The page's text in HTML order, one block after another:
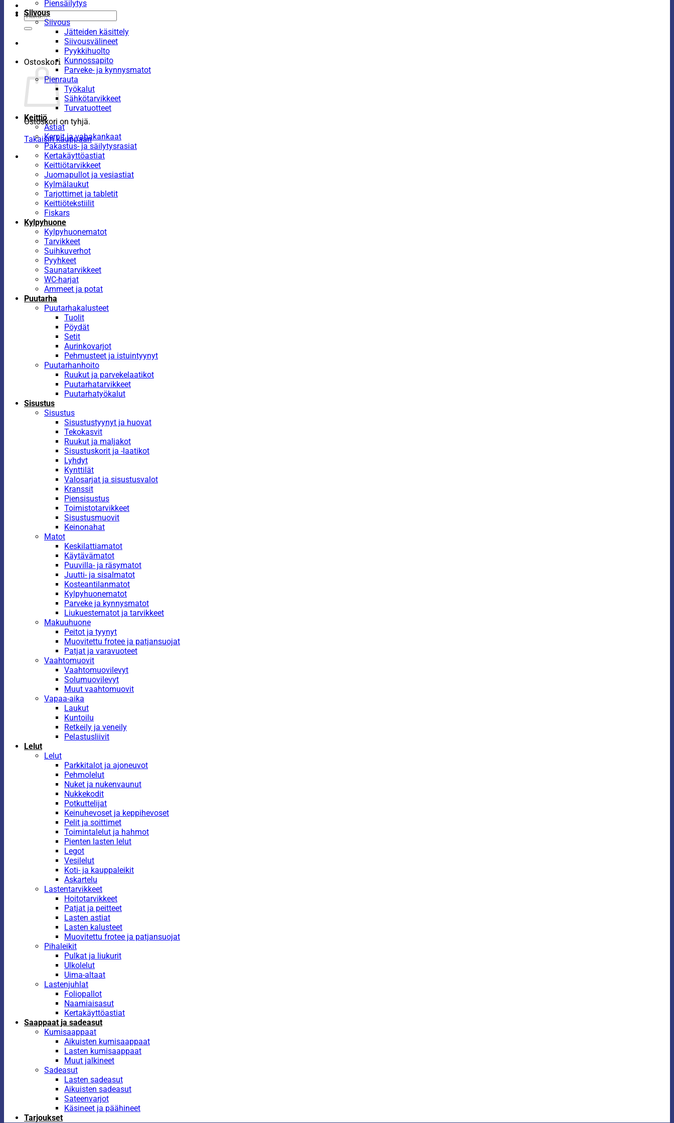
Etsi:
Ostoskori
Ostoskori on tyhjä.
Takaisin kauppaan
Piensäilytys
Siivous
Siivous
Jätteiden käsittely
Siivousvälineet
Pyykkihuolto
Kunnossapito
Parveke- ja kynnysmatot
Pienrauta
Työkalut
Sähkötarvikkeet
Turvatuotteet
Keittiö
Astiat
Kernit ja vahakankaat
Pakastus- ja säilytysrasiat
Kertakäyttöastiat
Keittiötarvikkeet
Juomapullot ja vesiastiat
Kylmälaukut
Tarjottimet ja tabletit
Keittiötekstiilit
Fiskars
Kylpyhuone
Kylpyhuonematot
Tarvikkeet
Suihkuverhot
Pyyhkeet
Saunatarvikkeet
WC-harjat
Ammeet ja potat
Puutarha
Puutarhakalusteet
Tuolit
Pöydät
Setit
Aurinkovarjot
Pehmusteet ja istuintyynyt
Puutarhanhoito
Ruukut ja parvekelaatikot
Puutarhatarvikkeet
Puutarhatyökalut
Sisustus
Sisustus
Sisustustyynyt ja huovat
Tekokasvit
Ruukut ja maljakot
Sisustuskorit ja -laatikot
Lyhdyt
Kynttilät
Valosarjat ja sisustusvalot
Kranssit
Piensisustus
Toimistotarvikkeet
Sisustusmuovit
Keinonahat
Matot
Keskilattiamatot
Käytävämatot
Puuvilla- ja räsymatot
Juutti- ja sisalmatot
Kosteantilanmatot
Kylpyhuonematot
Parveke ja kynnysmatot
Liukuestematot ja tarvikkeet
Makuuhuone
Peitot ja tyynyt
Muovitettu frotee ja patjansuojat
Patjat ja varavuoteet
Vaahtomuovit
Vaahtomuovilevyt
Solumuovilevyt
Muut vaahtomuovit
Vapaa-aika
Laukut
Kuntoilu
Retkeily ja veneily
Pelastusliivit
Lelut
Lelut
Parkkitalot ja ajoneuvot
Pehmolelut
Nuket ja nukenvaunut
Nukkekodit
Potkuttelijat
Keinuhevoset ja keppihevoset
Pelit ja soittimet
Toimintalelut ja hahmot
Pienten lasten lelut
Legot
Vesilelut
Koti- ja kauppaleikit
Askartelu
Lastentarvikkeet
Hoitotarvikkeet
Patjat ja peitteet
Lasten astiat
Lasten kalusteet
Muovitettu frotee ja patjansuojat
Pihaleikit
Pulkat ja liukurit
Ulkolelut
Uima-altaat
Lastenjuhlat
Foliopallot
Naamiaisasut
Kertakäyttöastiat
Saappaat ja sadeasut
Kumisaappaat
Aikuisten kumisaappaat
Lasten kumisaappaat
Muut jalkineet
Sadeasut
Lasten sadeasut
Aikuisten sadeasut
Sateenvarjot
Käsineet ja päähineet
Tarjoukset